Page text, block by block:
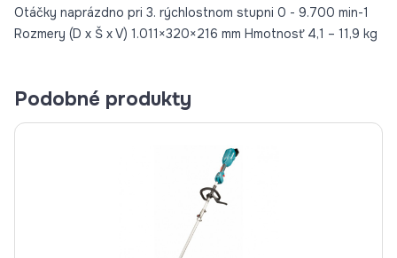
Otáčky naprázdno pri 3. rýchlostnom stupni 0 - 9.700 min-1
Rozmery (D x Š x V) 1.011×320×216 mm Hmotnosť 4,1 – 11,9 kg
Podobné produkty